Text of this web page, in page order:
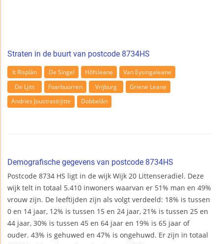
Straten in de buurt van postcode 8734HS
It Risplân De Singel Hôfsleane
Van Eysingaleane
De Ljits
Foarbuorren Vrijburg
Griene Leane
Andries Joustrastrjitte
Dobbelân
Demografische gegevens van postcode 8734HS
Postcode 8734 HS ligt in de wijk Wijk 20 Littenseradiel. Deze
wijk telt in totaal 5.410 inwoners waarvan er 51% man en 49%
vrouw zijn. De leeftijden zijn als volgt verdeeld: 18% is tussen
0 en 14 jaar, 12% is tussen 15 en 24 jaar, 21% is tussen 25 en
44 jaar, 30% is tussen 45 en 64 jaar en 19% is 65 jaar of
ouder. 43% is gehuwed en 47% is ongehuwd. Er zijn in totaal